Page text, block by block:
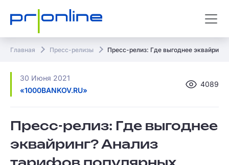
Главная Пресс-релизы Пресс-релиз: Где выгоднее
30 Июня 2021
«1000BANKOV.RU»
4089
Пресс-релиз: Где выгоднее
эквайринг? Анализ